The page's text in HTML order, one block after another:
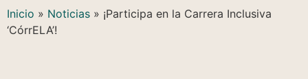
Inicio » Noticias » ¡Participa en la Carrera Inclusiva
‘CórrELA’!